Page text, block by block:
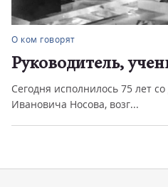
О ком говорят
Руководитель,
Сегодня исполнилось 75 лет
Ивановича Носова, возг...